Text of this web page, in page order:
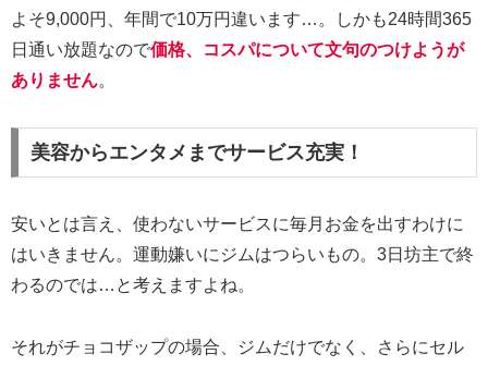
よそ9,000円、年間で10万円違います…。しかも24時間365
日通い放題なので価格、コスパについて文句のつけようが
ありません。
美容からエンタメまでサービス充実！
安いとは言え、使わないサービスに毎月お金を出すわけに
はいきません。運動嫌いにジムはつらいもの。3日坊主で終
わるのでは…と考えますよね。
それがチョコザップの場合、ジムだけでなく、さらにセル